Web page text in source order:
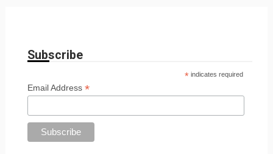
Subscribe
* indicates required
Email Address*